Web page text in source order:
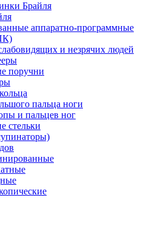
Брайля
аппаратно-программные
и незрячих людей
поручни
пальца ноги
и пальцев ног
стельки